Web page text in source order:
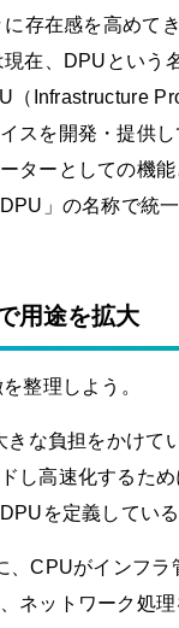
存在感を高めて
在、DPUという
（Infrastructure
スを開発・提供
ターとしての機
」の名称で統
用途を拡大
整理しよう。
な負担をかけて
し高速化するた
を定義している
、CPUがインフラ
ネットワーク処